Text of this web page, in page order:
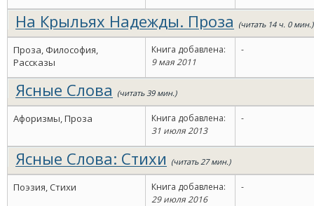
На Крыльях Надежды. Проза (читать 14 ч. 0 мин.)
Проза, Философия,
Рассказы
Книга добавлена:
9 мая 2011
-
Ясные Слова (читать 39 мин.)
Афоризмы, Проза
Книга добавлена:
31 июля 2013
-
Ясные Слова: Стихи (читать 27 мин.)
Поэзия, Стихи
Книга добавлена:
29 июля 2016
-